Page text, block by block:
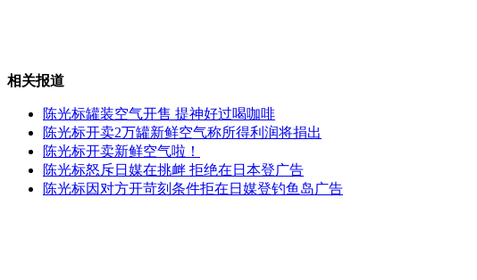
女孩北京地铁殴打老人 痛下狠手拳打脚踢
无痛分娩是否安全 医生回应
相关报道
陈光标罐装空气开售 提神好过喝咖啡
陈光标开卖2万罐新鲜空气称所得利润将捐出
陈光标开卖新鲜空气啦！
陈光标怒斥日媒在挑衅 拒绝在日本登广告
陈光标因对方开苛刻条件拒在日媒登钓鱼岛广告